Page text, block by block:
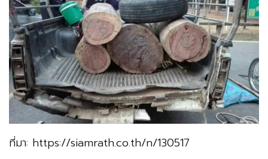
ที่มา: https://siamrath.co.th/n/130517